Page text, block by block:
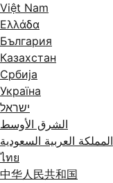
Việt Nam
Ελλάδα
България
Казахстан
Србија
Україна
ישראל
الشرق الأوسط
المملكة العربية السعودية
ไทย
中华人民共和国